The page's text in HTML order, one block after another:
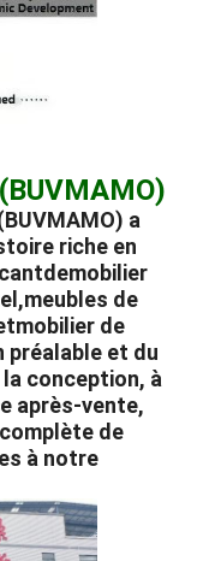
a
riche en
demobilier
,meubles de
mobilier de
préalable et du
conception, à
après-vente,
de
à notre